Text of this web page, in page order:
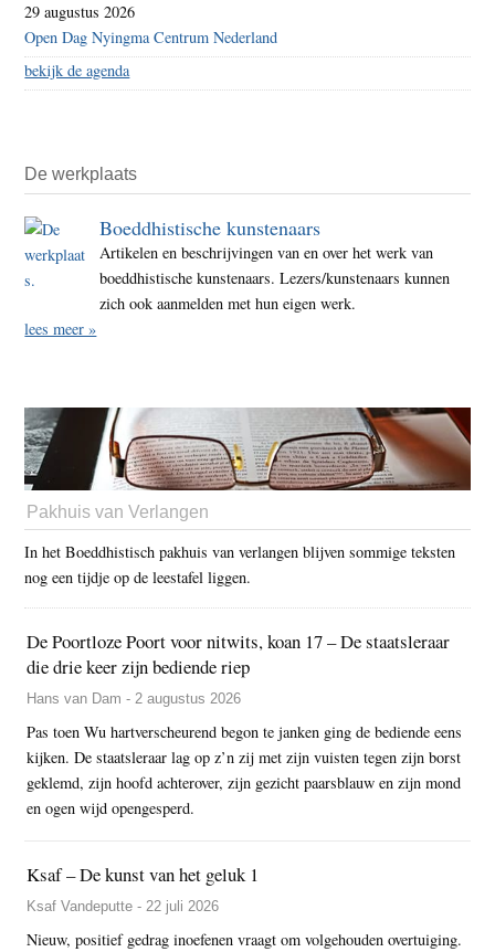
29 augustus 2026
Open Dag Nyingma Centrum Nederland
bekijk de agenda
De werkplaats
Boeddhistische kunstenaars
Artikelen en beschrijvingen van en over het werk van
boeddhistische kunstenaars. Lezers/kunstenaars kunnen
zich ook aanmelden met hun eigen werk.
lees meer »
Pakhuis van Verlangen
In het Boeddhistisch pakhuis van verlangen blijven sommige teksten
nog een tijdje op de leestafel liggen.
De Poortloze Poort voor nitwits, koan 17 – De staatsleraar
die drie keer zijn bediende riep
Hans van Dam - 2 augustus 2026
Pas toen Wu hartverscheurend begon te janken ging de bediende eens
kijken. De staatsleraar lag op z’n zij met zijn vuisten tegen zijn borst
geklemd, zijn hoofd achterover, zijn gezicht paarsblauw en zijn mond
en ogen wijd opengesperd.
Ksaf – De kunst van het geluk 1
Ksaf Vandeputte - 22 juli 2026
Nieuw, positief gedrag inoefenen vraagt om volgehouden overtuiging.